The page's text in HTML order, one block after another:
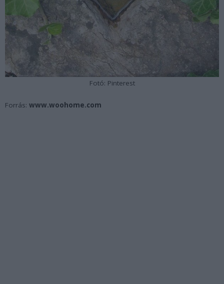
Fotó: Pinterest
Forrás: www.woohome.com